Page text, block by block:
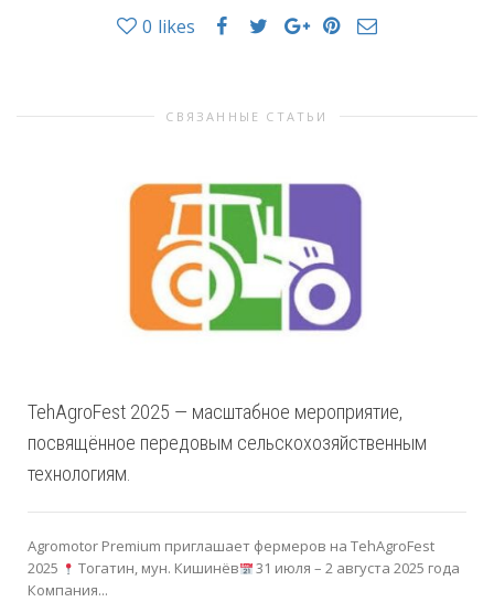
0 likes
СВЯЗАННЫЕ СТАТЬИ
TehAgroFest 2025 — масштабное мероприятие,
посвящённое передовым сельскохозяйственным
технологиям.
Agromotor Premium приглашает фермеров на TehAgroFest
2025
Тогатин, мун. Кишинёв
31 июля – 2 августа 2025 года
Компания...